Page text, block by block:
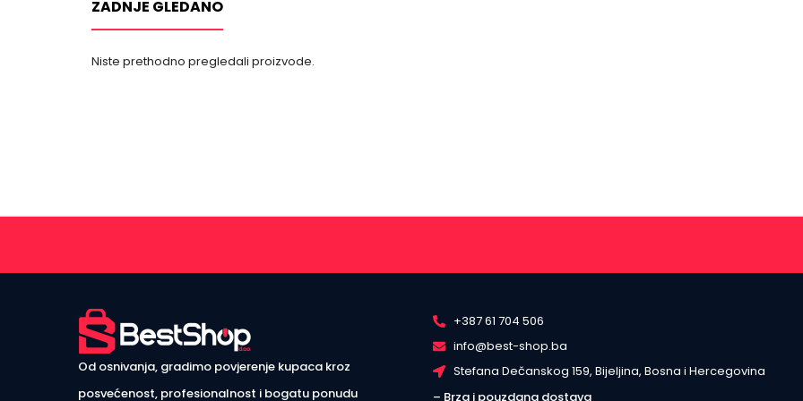
ZADNJE GLEDANO
Niste prethodno pregledali proizvode.
Od osnivanja, gradimo povjerenje kupaca kroz
posvećenost, profesionalnost i bogatu ponudu
+387 61 704 506
info@best-shop.ba
Stefana Dečanskog 159, Bijeljina, Bosna i Hercegovina
– Brza i pouzdana dostava